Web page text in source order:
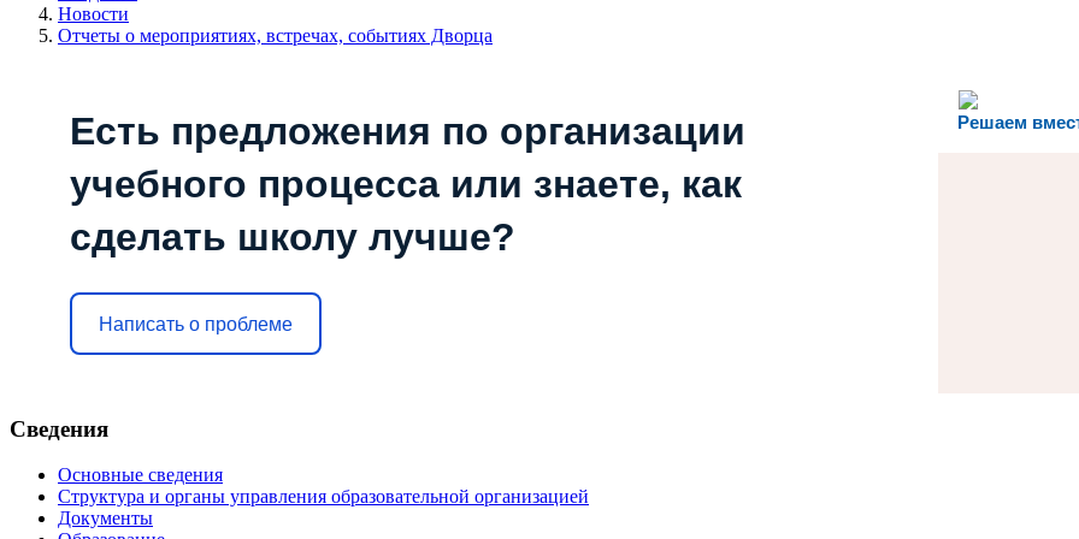
Новости
Отчеты о мероприятиях, встречах, событиях Дворца
Решаем
Есть предложения по организации
учебного процесса или знаете, как
сделать школу лучше?
Написать о проблеме
Сведения
Основные сведения
Структура и органы управления образовательной организацией
Документы